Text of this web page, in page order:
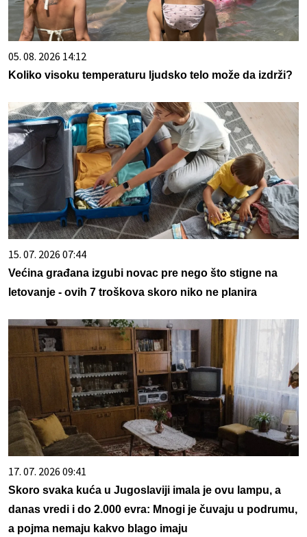
05. 08. 2026 14:12
Koliko visoku temperaturu ljudsko telo može da izdrži?
15. 07. 2026 07:44
Većina građana izgubi novac pre nego što stigne na
letovanje - ovih 7 troškova skoro niko ne planira
17. 07. 2026 09:41
Skoro svaka kuća u Jugoslaviji imala je ovu lampu, a
danas vredi i do 2.000 evra: Mnogi je čuvaju u podrumu,
a pojma nemaju kakvo blago imaju